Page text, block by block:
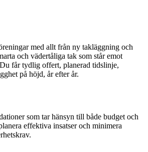
med allt från ny takläggning och
och vädertåliga tak som står emot
får tydlig offert, planerad tidslinje,
på höjd, år efter år.
som tar hänsyn till både budget och
effektiva insatser och minimera